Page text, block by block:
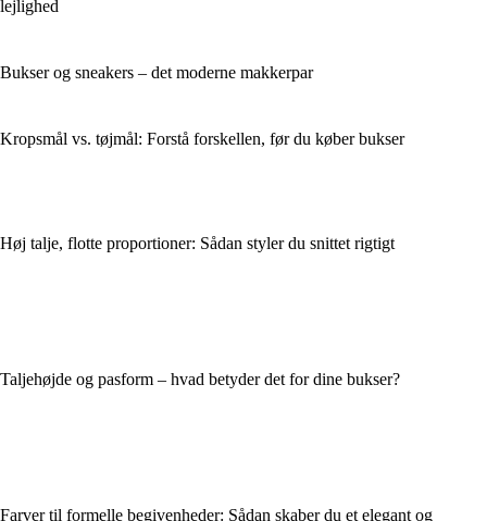
lejlighed
Bukser og sneakers – det moderne makkerpar
Kropsmål vs. tøjmål: Forstå forskellen, før du køber bukser
Høj talje, flotte proportioner: Sådan styler du snittet rigtigt
Taljehøjde og pasform – hvad betyder det for dine bukser?
Farver til formelle begivenheder: Sådan skaber du et elegant og